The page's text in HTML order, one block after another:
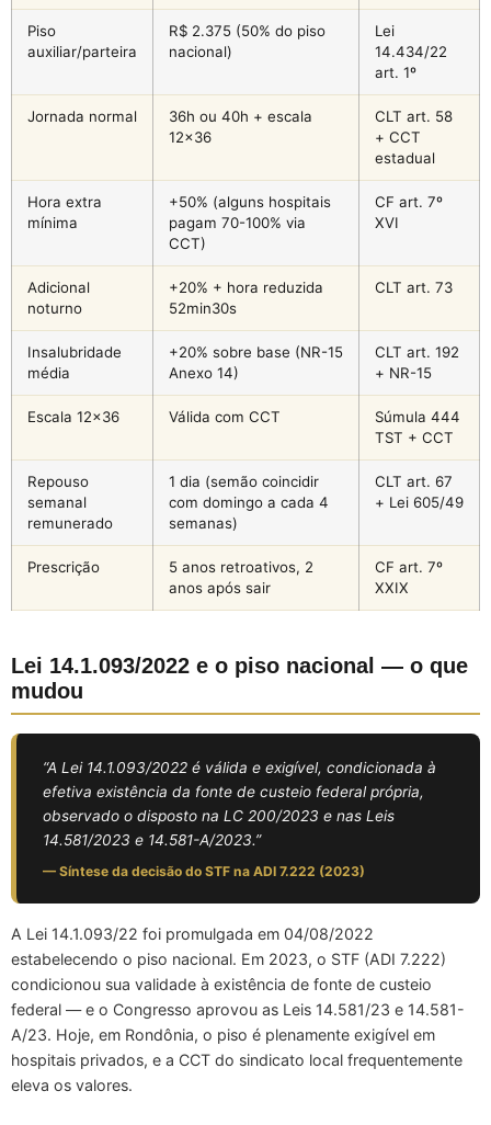
Piso
auxiliar/parteira
R$ 2.375 (50% do piso
nacional)
Lei
14.434/22
art. 1º
Jornada normal
36h ou 40h + escala
12×36
CLT art. 58
+ CCT
estadual
Hora extra
mínima
+50% (alguns hospitais
pagam 70-100% via
CCT)
CF art. 7º
XVI
Adicional
noturno
+20% + hora reduzida
52min30s
CLT art. 73
Insalubridade
média
+20% sobre base (NR-15
Anexo 14)
CLT art. 192
+ NR-15
Escala 12×36 Válida com CCT
Súmula 444
TST + CCT
Repouso
semanal
remunerado
1 dia (semão coincidir
com domingo a cada 4
semanas)
CLT art. 67
+ Lei 605/49
Prescrição
5 anos retroativos, 2
anos após sair
CF art. 7º
XXIX
Lei 14.1.093/2022 e o piso nacional — o que
mudou
“A Lei 14.1.093/2022 é válida e exigível, condicionada à
efetiva existência da fonte de custeio federal própria,
observado o disposto na LC 200/2023 e nas Leis
14.581/2023 e 14.581-A/2023.”
— Síntese da decisão do STF na ADI 7.222 (2023)
A Lei 14.1.093/22 foi promulgada em 04/08/2022
estabelecendo o piso nacional. Em 2023, o STF (ADI 7.222)
condicionou sua validade à existência de fonte de custeio
federal — e o Congresso aprovou as Leis 14.581/23 e 14.581-
A/23. Hoje, em Rondônia, o piso é plenamente exigível em
hospitais privados, e a CCT do sindicato local frequentemente
eleva os valores.